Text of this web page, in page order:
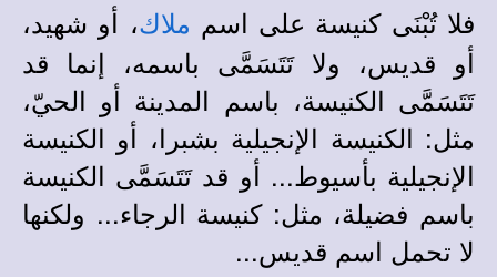
فلا تُبْنَى كنيسة على اسم ملاك، أو شهيد،
أو قديس، ولا تَتَسَمَّى باسمه، إنما قد
تَتَسَمَّى الكنيسة، باسم المدينة أو الحيّ،
مثل: الكنيسة الإنجيلية بشبرا، أو الكنيسة
الإنجيلية بأسيوط... أو قد تَتَسَمَّى الكنيسة
باسم فضيلة، مثل: كنيسة الرجاء... ولكنها
لا تحمل اسم قديس...